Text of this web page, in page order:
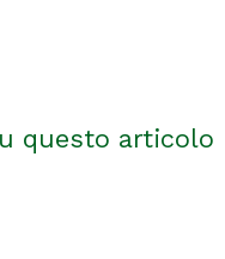
questo articolo